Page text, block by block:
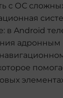
с ОС
в Android
адронным